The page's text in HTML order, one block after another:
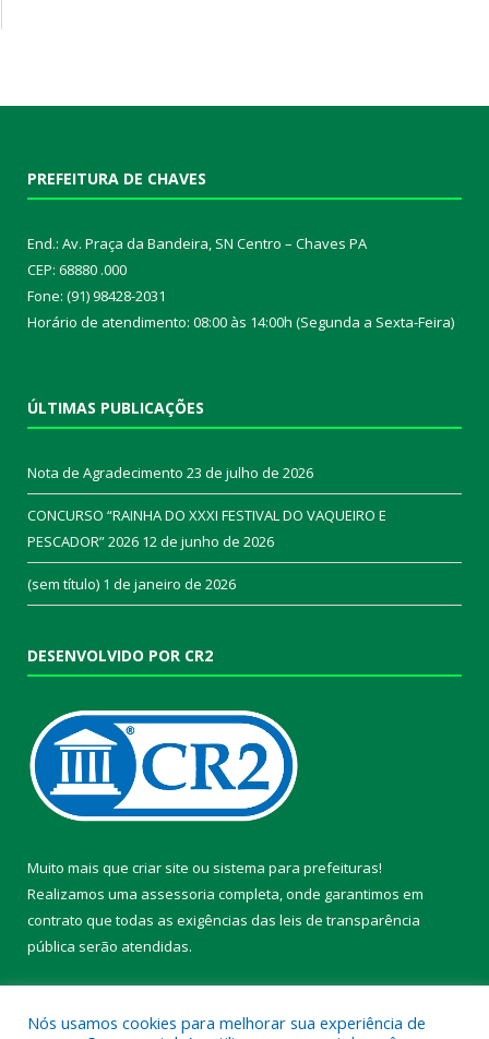
PREFEITURA DE CHAVES
End.: Av. Praça da Bandeira, SN Centro – Chaves PA
CEP: 68880 .000
Fone: (91) 98428-2031
Horário de atendimento: 08:00 às 14:00h (Segunda a Sexta-Feira)
ÚLTIMAS PUBLICAÇÕES
Nota de Agradecimento 23 de julho de 2026
CONCURSO “RAINHA DO XXXI FESTIVAL DO VAQUEIRO E
PESCADOR” 2026 12 de junho de 2026
(sem título) 1 de janeiro de 2026
DESENVOLVIDO POR CR2
Muito mais que criar site ou sistema para prefeituras!
Realizamos uma assessoria completa, onde garantimos em
contrato que todas as exigências das leis de transparência
pública serão atendidas.
Nós usamos cookies para melhorar sua experiência de